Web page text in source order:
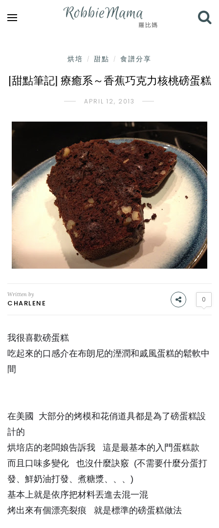
烘培 / 甜點 / 食譜分享
[甜點筆記] 療癒系～香蕉巧克力核桃磅蛋糕
APRIL 12, 2013
Written by
CHARLENE 0
我很喜歡磅蛋糕
吃起來的口感介在布朗尼的溼潤和戚風蛋糕的鬆軟中
間
在美國 大部分的烤模和花俏道具都是為了磅蛋糕設
計的
烘培店的老闆娘告訴我 這是最基本的入門蛋糕款
而且口味多變化 也沒什麼訣竅 (不需要什麼分蛋打
發、鮮奶油打發、煮糖漿、、、)
基本上就是依序把材料丟進去混一混
烤出來有個漂亮裂痕 就是標準的磅蛋糕做法